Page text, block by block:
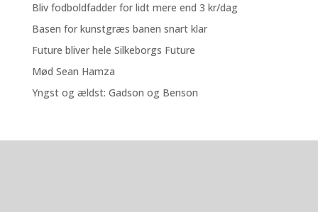
Bliv fodboldfadder for lidt mere end 3 kr/dag
Basen for kunstgræs banen snart klar
Future bliver hele Silkeborgs Future
Mød Sean Hamza
Yngst og ældst: Gadson og Benson